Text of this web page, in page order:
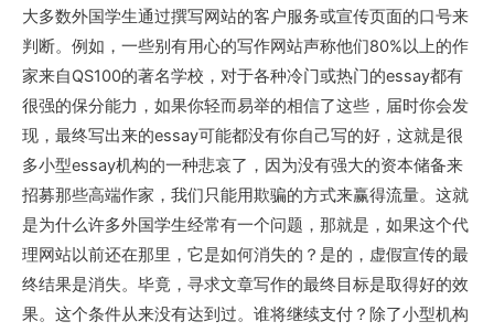
大多数外国学生通过撰写网站的客户服务或宣传页面的口号来
判断。例如，一些别有用心的写作网站声称他们80%以上的作
家来自QS100的著名学校， 对于各种冷门或热门的essay都有
很强的保分能力，如果你轻而易举的相信了这些，届时你会发
现，最终写出来的essay可能都没有你自己写的好，这就是很
多小型essay机构的一种悲哀了， 因为没有强大的资本储备来
招募那些高端作家，我们只能用欺骗的方式来赢得流量。这就
是为什么许多外国学生经常有一个问题，那就是，如果这个代
理网站以前还在那里，它是如何消失的？是的，虚假宣传的最
终结果是消失。毕竟，寻求文章写作的最终目标是取得好的效
果。这个条件从来没有达到过。谁将继续支付 ？ 除了小型机构